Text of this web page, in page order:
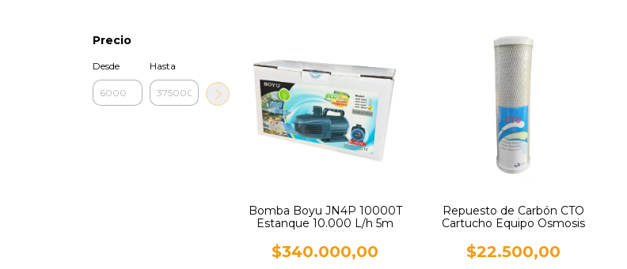
Precio
Desde Hasta
Bomba Boyu JN4P 10000T
Estanque 10.000 L/h 5m
$340.000,00
Repuesto de Carbón CTO
Cartucho Equipo Osmosis
$22.500,00